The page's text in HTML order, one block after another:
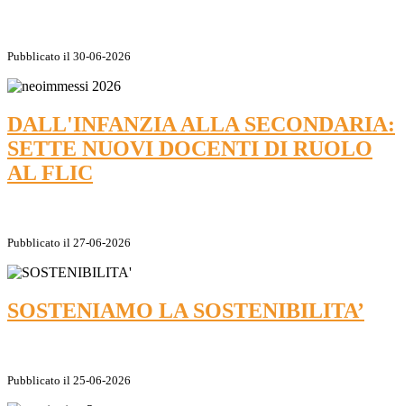
Pubblicato il 30-06-2026
DALL'INFANZIA ALLA SECONDARIA:
SETTE NUOVI DOCENTI DI RUOLO
AL FLIC
Pubblicato il 27-06-2026
SOSTENIAMO LA SOSTENIBILITA’
Pubblicato il 25-06-2026